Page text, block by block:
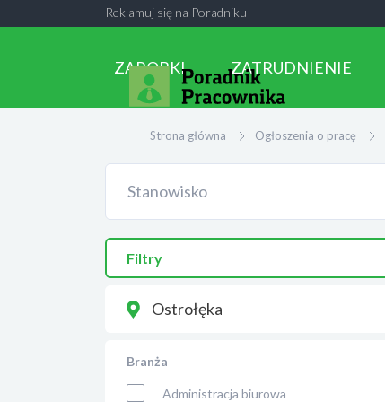
Reklamuj się na Poradniku
ZAROBKI ZATRUDNIENIE
Strona główna Ogłoszenia o pracę
Filtry
Ostrołęka
Branża
Administracja biurowa